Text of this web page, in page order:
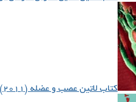
کتاب لاتین عصب و عضله (۲۰۱۱)